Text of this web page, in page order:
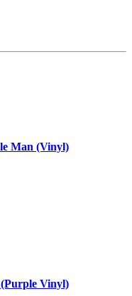
Man (Vinyl)
Vinyl)